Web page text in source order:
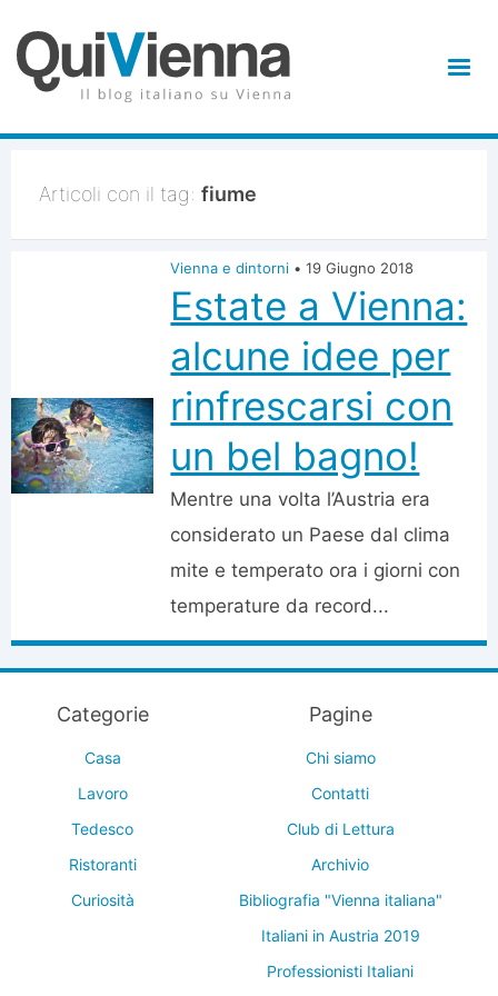
Articoli con il tag: fiume
Vienna e dintorni • 19 Giugno 2018
Estate a Vienna:
alcune idee per
rinfrescarsi con
un bel bagno!
Mentre una volta l’Austria era
considerato un Paese dal clima
mite e temperato ora i giorni con
temperature da record...
Categorie
Casa
Lavoro
Tedesco
Ristoranti
Curiosità
Pagine
Chi siamo
Contatti
Club di Lettura
Archivio
Bibliografia "Vienna italiana"
Italiani in Austria 2019
Professionisti Italiani